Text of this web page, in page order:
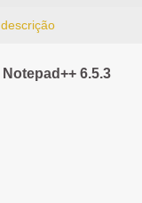
descrição
Notepad++ 6.5.3